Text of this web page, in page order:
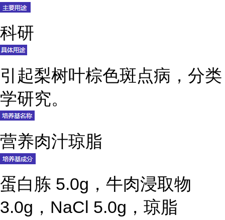
科研
引起梨树叶棕色斑点病，分类
学研究。
营养肉汁琼脂
蛋白胨 5.0g，牛肉浸取物
3.0g，NaCl 5.0g，琼脂